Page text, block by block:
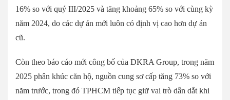
16% so với quý III/2025 và tăng khoảng 65% so với cùng kỳ
năm 2024, do các dự án mới luôn có định vị cao hơn dự án
cũ.
Còn theo báo cáo mới công bố của DKRA Group, trong năm
2025 phân khúc căn hộ, nguồn cung sơ cấp tăng 73% so với
năm trước, trong đó TPHCM tiếp tục giữ vai trò dẫn dắt khi